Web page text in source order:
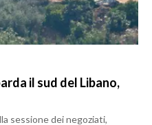
il sud del Libano,
sessione dei negoziati,